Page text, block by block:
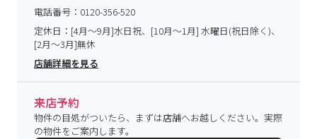
電話番号： 0120-356-520
定休日： [4月～9月]水日祝、[10月～1月] 水曜日(祝日除く)、
[2月～3月]無休
店舗詳細を見る
来店予約
物件の目処がついたら、まずは店舗へお越しください。実際
の物件をご案内します。